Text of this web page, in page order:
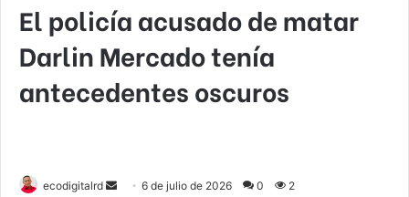
El policía acusado de matar
Darlin Mercado tenía
antecedentes oscuros
ecodigitalrd
Send6 de julio de 2026 0 2